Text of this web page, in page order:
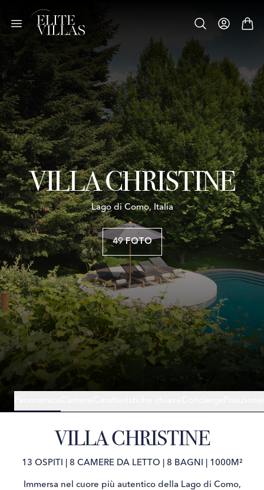
VILLA CHRISTINE
Lago di Como, Italia
49 FOTO
VILLA CHRISTINE
13 OSPITI 8 CAMERE DA LETTO 8 BAGNI 1000M²
Immersa nel cuore più autentico della Lago di Como,